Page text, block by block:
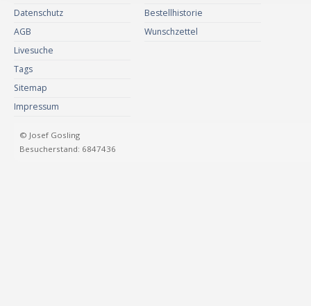
Datenschutz
AGB
Livesuche
Tags
Sitemap
Impressum
Bestellhistorie
Wunschzettel
© Josef Gosling
Besucherstand: 6847436